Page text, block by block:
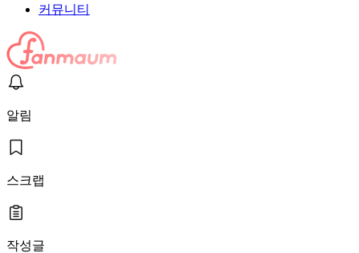
커뮤니티
알림
스크랩
작성글